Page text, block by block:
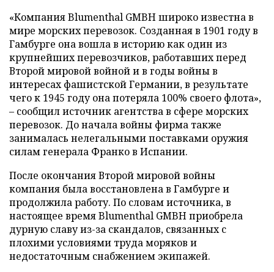
«Компания Blumenthal GMBH широко известна в
мире морских перевозок. Созданная в 1901 году в
Гамбурге она вошла в историю как один из
крупнейших перевозчиков, работавших перед
Второй мировой войной и в годы войны в
интересах фашистской Германии, в результате
чего к 1945 году она потеряла 100% своего флота»,
– сообщил источник агентства в сфере морских
перевозок. До начала войны фирма также
занималась нелегальными поставками оружия
силам генерала Франко в Испании.
После окончания Второй мировой войны
компания была восстановлена в Гамбурге и
продолжила работу. По словам источника, в
настоящее время Blumenthal GMBH приобрела
дурную славу из-за скандалов, связанных с
плохими условиями труда моряков и
недостаточным снабжением экипажей.